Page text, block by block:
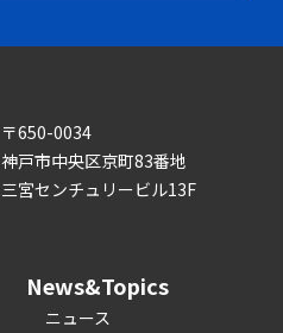
〒650-0034
神戸市中央区京町83番地
三宮センチュリービル13F
News&Topics
ニュース